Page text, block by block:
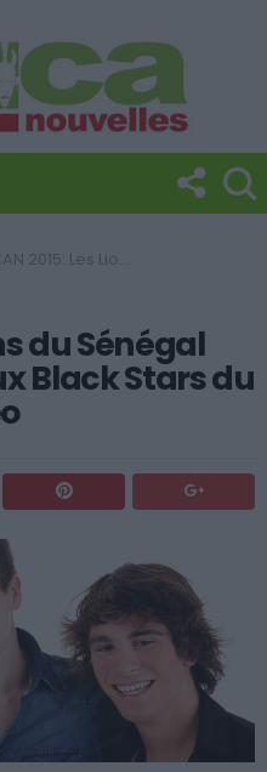
Les Lions du Sénégal rugissent face aux Black Stars du Ghana (2-1) Vidéo
du Sénégal
Black Stars du